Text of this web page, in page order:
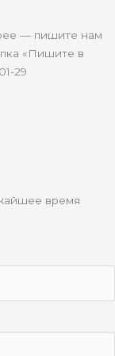
— пишите нам
«Пишите в
29
время